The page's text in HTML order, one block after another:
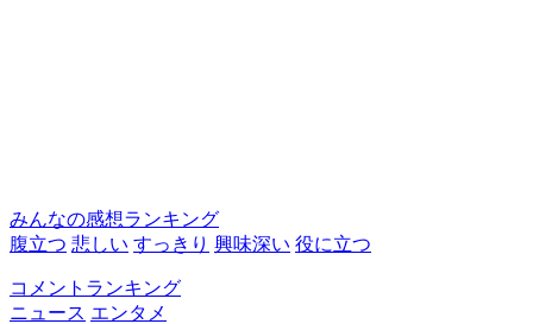
みんなの感想ランキング
腹立つ 悲しい すっきり 興味深い 役に立つ
コメントランキング
ニュース エンタメ